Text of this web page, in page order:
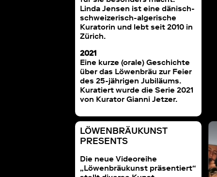
Linda Jensen ist eine dänisch-
schweizerisch-algerische
Kuratorin und lebt seit 2010 in
Zürich.
2021
Eine kurze (orale) Geschichte
über das Löwenbräu zur Feier
des 25-jährigen Jubiläums.
Kuratiert wurde die Serie 2021
von Kurator Gianni Jetzer.
LÖWENBRÄUKUNST
PRESENTS
Die neue Videoreihe
„Löwenbräukunst präsentiert“
LÖWENBRÄUKUNST PRESENTS
mit Eva Presenhuber